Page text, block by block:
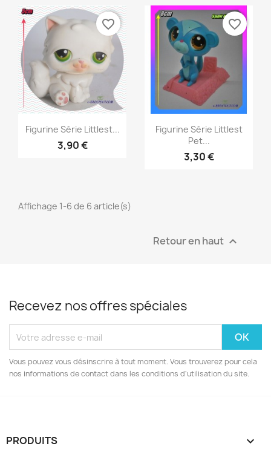
Aperçu rapide
Figurine Série Littlest...
3,90 €
favorite_border
Aperçu rapide
Figurine Série Littlest
Pet...
3,30 €
favorite_border
Affichage 1-6 de 6 article(s)
Retour en haut 
Recevez nos offres spéciales
Vous pouvez vous désinscrire à tout moment. Vous trouverez pour cela
nos informations de contact dans les conditions d'utilisation du site.
PRODUITS 